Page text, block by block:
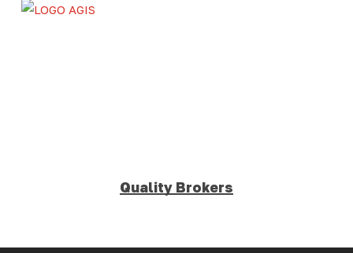
Quality Brokers